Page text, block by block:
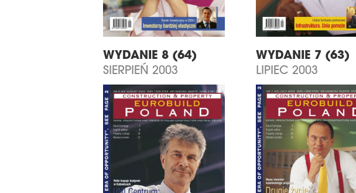
WYDANIE 8 (64)
SIERPIEŃ 2003
WYDANIE 7 (63)
LIPIEC 2003